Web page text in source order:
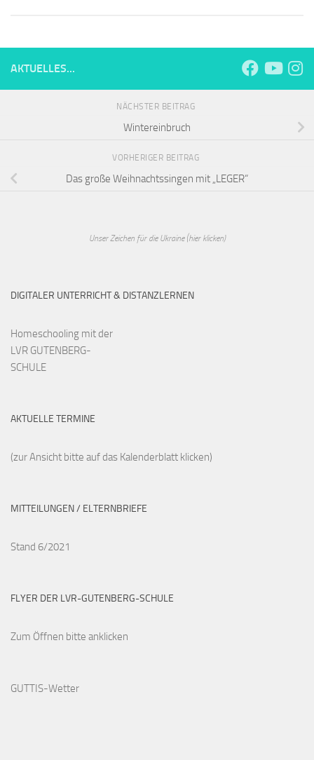
AKTUELLES...
NÄCHSTER BEITRAG
Wintereinbruch
VORHERIGER BEITRAG
Das große Weihnachtssingen mit „LEGER“
Unser Zeichen für die Ukraine (hier klicken)
DIGITALER UNTERRICHT & DISTANZLERNEN
Homeschooling mit der
LVR GUTENBERG-
SCHULE
AKTUELLE TERMINE
(zur Ansicht bitte auf das Kalenderblatt klicken)
MITTEILUNGEN / ELTERNBRIEFE
Stand 6/2021
FLYER DER LVR-GUTENBERG-SCHULE
Zum Öffnen bitte anklicken
GUTTIS-Wetter